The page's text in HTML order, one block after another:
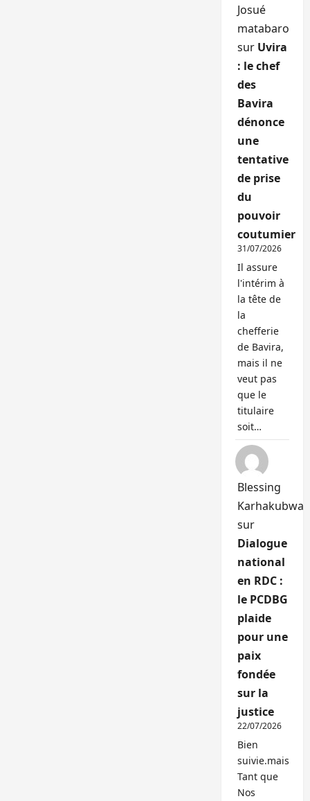
Josué
matabaro
sur Uvira
: le chef
des
Bavira
dénonce
une
tentative
de prise
du
pouvoir
coutumier
31/07/2026
Il assure
l'intérim à
la tête de
la
chefferie
de Bavira,
mais il ne
veut pas
que le
titulaire
soit…
Blessing
Karhakubwa
sur
Dialogue
national
en RDC :
le PCDBG
plaide
pour une
paix
fondée
sur la
justice
22/07/2026
Bien
suivie.mais
Tant que
Nos